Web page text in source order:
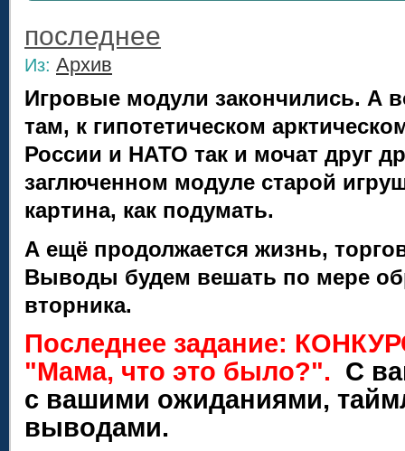
последнее
Из: Архив
Игровые модули закончились. А
там, к гипотетическом
России и НАТО так и мочат друг
заглюченном модуле старой
картина, как подумать.
А ещё продолжается жизнь,
Выводы будем вешать по мере
вторника.
Последнее задание:
"Мама, что это было?". С
с вашими ожиданиями,
выводами.